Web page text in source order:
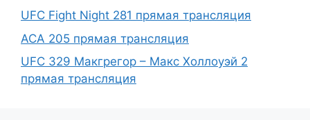
UFC Fight Night 281 прямая трансляция
ACA 205 прямая трансляция
UFC 329 Макгрегор – Макс Холлоуэй 2
прямая трансляция